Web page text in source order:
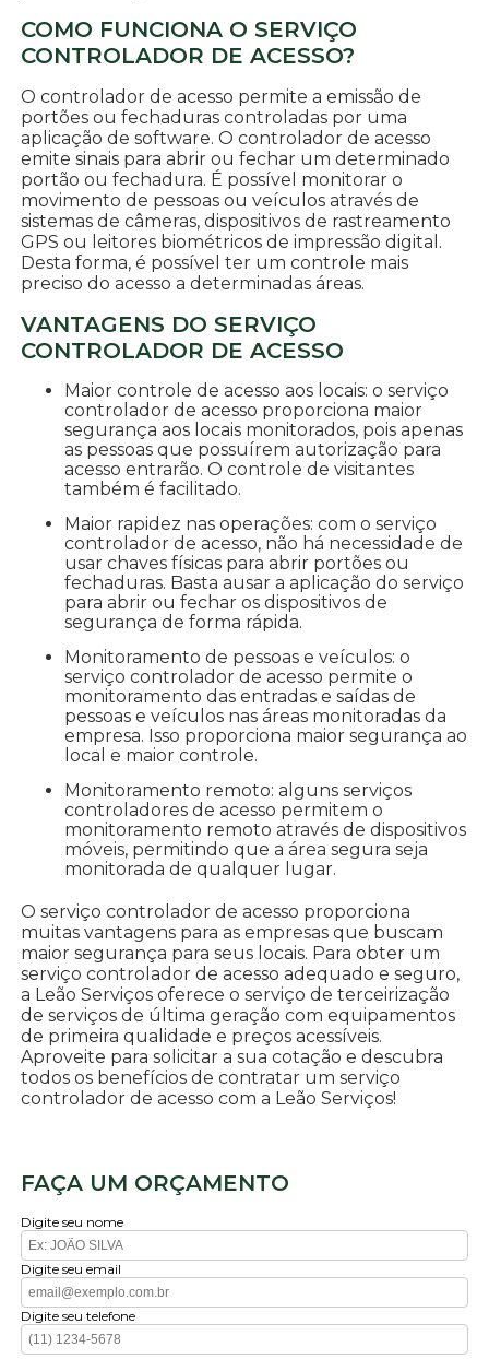
COMO FUNCIONA O SERVIÇO
CONTROLADOR DE ACESSO?
O controlador de acesso permite a emissão de
portões ou fechaduras controladas por uma
aplicação de software. O controlador de acesso
emite sinais para abrir ou fechar um determinado
portão ou fechadura. É possível monitorar o
movimento de pessoas ou veículos através de
sistemas de câmeras, dispositivos de rastreamento
GPS ou leitores biométricos de impressão digital.
Desta forma, é possível ter um controle mais
preciso do acesso a determinadas áreas.
VANTAGENS DO SERVIÇO
CONTROLADOR DE ACESSO
Maior controle de acesso aos locais: o serviço
controlador de acesso proporciona maior
segurança aos locais monitorados, pois apenas
as pessoas que possuírem autorização para
acesso entrarão. O controle de visitantes
também é facilitado.
Maior rapidez nas operações: com o serviço
controlador de acesso, não há necessidade de
usar chaves físicas para abrir portões ou
fechaduras. Basta ausar a aplicação do serviço
para abrir ou fechar os dispositivos de
segurança de forma rápida.
Monitoramento de pessoas e veículos: o
serviço controlador de acesso permite o
monitoramento das entradas e saídas de
pessoas e veículos nas áreas monitoradas da
empresa. Isso proporciona maior segurança ao
local e maior controle.
Monitoramento remoto: alguns serviços
controladores de acesso permitem o
monitoramento remoto através de dispositivos
móveis, permitindo que a área segura seja
monitorada de qualquer lugar.
O serviço controlador de acesso proporciona
muitas vantagens para as empresas que buscam
maior segurança para seus locais. Para obter um
serviço controlador de acesso adequado e seguro,
a Leão Serviços oferece o serviço de terceirização
de serviços de última geração com equipamentos
de primeira qualidade e preços acessíveis.
Aproveite para solicitar a sua cotação e descubra
todos os benefícios de contratar um serviço
controlador de acesso com a Leão Serviços!
FAÇA UM ORÇAMENTO
Digite seu nome
Digite seu email
Digite seu telefone